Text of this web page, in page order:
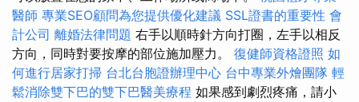
醫師 專業SEO顧問為您提供優化建議 SSL證書的重要性 會
計公司 離婚法律問題 右手以順時針方向打圈，左手以相反
方向，同時對要按摩的部位施加壓力。 復健師資格證照 如
何進行居家打掃 台北台胞證辦理中心 台中專業外燴團隊 輕
鬆消除雙下巴的雙下巴醫美療程 如果感到劇烈疼痛，請小